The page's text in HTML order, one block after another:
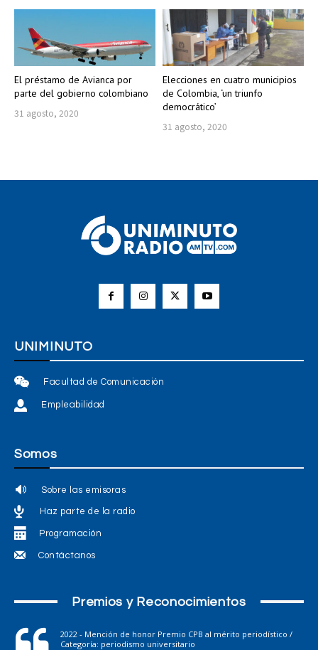
El préstamo de Avianca por
parte del gobierno colombiano
31 agosto, 2020
Elecciones en cuatro municipios
de Colombia, ‘un triunfo
democrático’
31 agosto, 2020
UNIMINUTO
Facultad de Comunicación
Empleabilidad
Somos
Sobre las emisoras
Haz parte de la radio
Programación
Contáctanos
Premios y Reconocimientos
2022 - Mención de honor Premio CPB al mérito periodístico /
Categoría: periodismo universitario